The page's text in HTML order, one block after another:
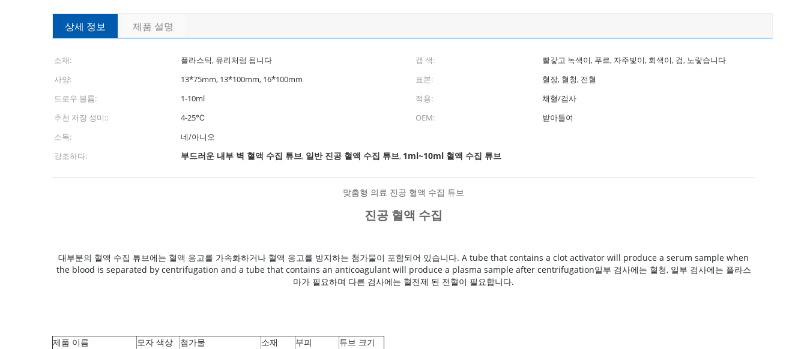
상세 정보 제품 설명
소재: 플라스틱, 유리처럼 됩니다 캡 색:
빨갛고 녹색이, 푸르, 자주빛이, 회색이, 검, 노랗습니다
사양:
13*75mm, 13*100mm, 16*100mm 표본:
혈장, 혈청, 전혈
드로우 볼륨:
1-10ml 적용:
채혈/검사
추천 저장 성미::
4-25℃ OEM:
받아들여
소독:
네/아니오
강조하다:
부드러운 내부 벽 혈액 수집 튜브, 일반 진공 혈액 수집 튜브, 1ml~10ml 혈액 수집 튜브
맞춤형 의료 진공 혈액 수집 튜브
진공 혈액 수집
대부분의 혈액 수집 튜브에는 혈액 응고를 가속화하거나 혈액 응고를 방지하는 첨가물이 포함되어 있습니다. A tube that contains a clot activator will produce a serum sample when
the blood is separated by centrifugation and a tube that contains an anticoagulant will produce a plasma sample after centrifugation일부 검사에는 혈청, 일부 검사에는 플라스
마가 필요하며 다른 검사에는 혈전제 된 전혈이 필요합니다.
제품 이름 모자 색상 첨가물 소재 부피 튜브 크기